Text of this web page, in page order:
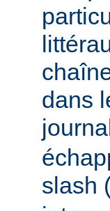
dans
slash